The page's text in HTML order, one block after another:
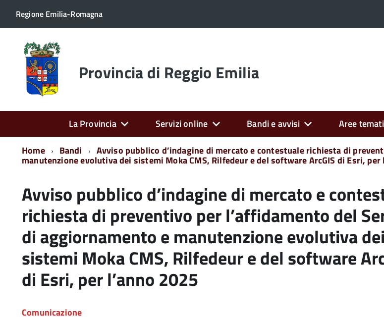
Regione Emilia-Romagna
Torna
alla
home
page Provincia di Reggio Emilia
La Provincia Servizi online Bandi e avvisi Aree
Home
Bandi Avviso pubblico d’indagine di mercato e contestuale richiesta di
manutenzione evolutiva dei sistemi Moka CMS, Rilfedeur e del software ArcGIS di Esri, per
Avviso pubblico d’indagine di mercato e
richiesta di preventivo per l’affidamento del
di aggiornamento e manutenzione evolutiva dei
sistemi Moka CMS, Rilfedeur e del software
di Esri, per l’anno 2025
Comunicazione